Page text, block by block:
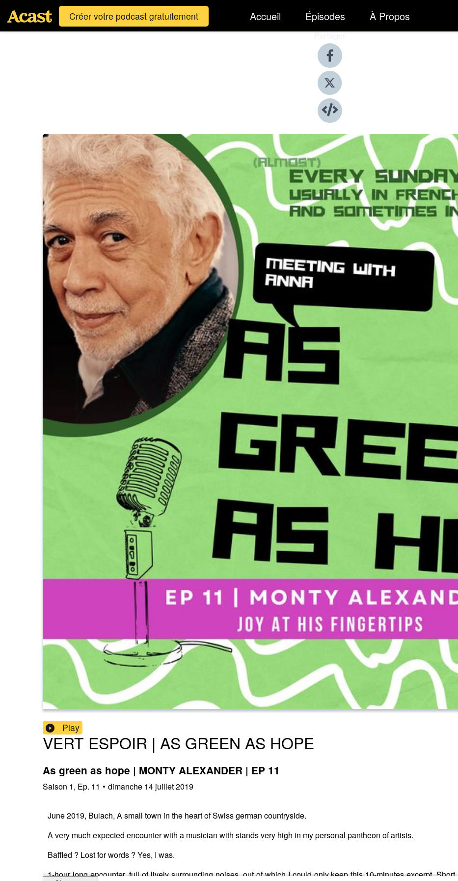
Créer votre podcast gratuitement Accueil Épisodes À Propos
Partager
Play
VERT ESPOIR | AS GREEN AS HOPE
As green as hope | MONTY ALEXANDER | EP 11
Saison 1, Ep. 11 • dimanche 14 juillet 2019
June 2019, Bulach, A small town in the heart of Swiss german countryside.
A very much expected encounter with a musician with stands very high in my personal pantheon of artists.
Baffled ? Lost for words ? Yes, I was.
1-hour long encounter, full of lively surrounding noises, out of which I could only keep this 10-minutes excerpt,